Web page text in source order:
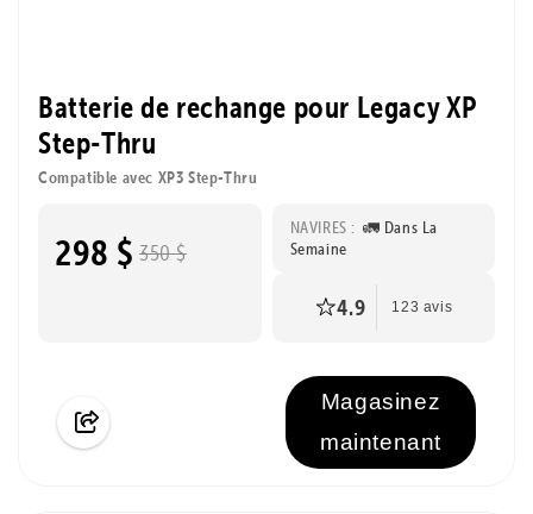
Batterie de rechange pour Legacy XP
Step-Thru
Compatible avec XP3 Step-Thru
298 $ 350 $
NAVIRES : 🚛 Dans La
Semaine
4.9 123 avis
Magasinez
maintenant